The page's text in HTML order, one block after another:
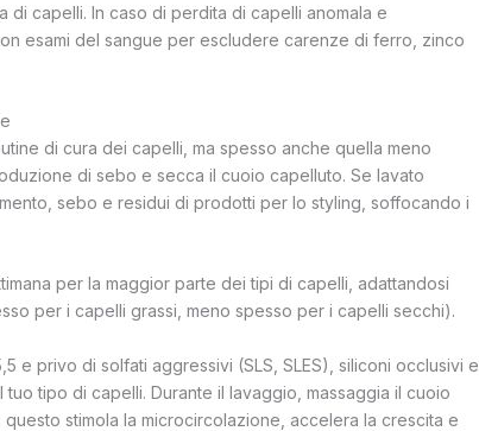
capelli. In caso di perdita di capelli anomala e
esami del sangue per escludere carenze di ferro, zinco
di cura dei capelli, ma spesso anche quella meno
di sebo e secca il cuoio capelluto. Se lavato
sebo e residui di prodotti per lo styling, soffocando i
per la maggior parte dei tipi di capelli, adattandosi
per i capelli grassi, meno spesso per i capelli secchi).
e privo di solfati aggressivi (SLS, SLES), siliconi occlusivi e
tipo di capelli. Durante il lavaggio, massaggia il cuoio
stimola la microcircolazione, accelera la crescita e